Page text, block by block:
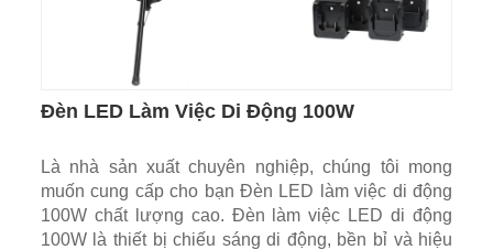
Đèn LED Làm Việc Di Động 100W
Là nhà sản xuất chuyên nghiệp, chúng tôi mong
muốn cung cấp cho bạn Đèn LED làm việc di động
100W chất lượng cao. Đèn làm việc LED di động
100W là thiết bị chiếu sáng di động, bền bỉ và hiệu